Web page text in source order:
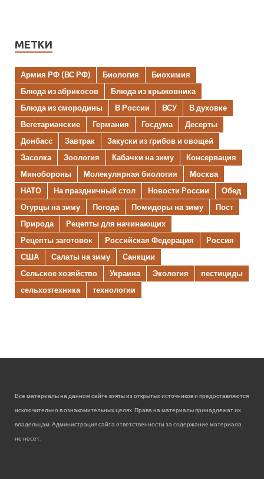
МЕТКИ
Армия РФ (ВС РФ) Биология
Биохимия
Блюда из абрикосов
Блюда из крыжовника
Блюда из смородины
В России ВСУ
В духовке
Вегетарианские
Германия Госдума
Десерты
Донбасс
Завтрак
Закуски из грибов и овощей
Засолка
Зоология Кабачки на зиму
Консервация
Минобороны
Молекулярная биология
Москва
НАТО
На праздничный стол Новости России
Обед
Огурцы на зиму
Погода Помидоры на зиму
Пост
Природа
Рецепты для начинающих
Рецепты заготовок
Российская Федерация
Россия
США
Салаты на зиму
Санкции
Сельское хозяйство
Украина Экология
пестициды
сельхозтехника
технологии
Все материалы на данном сайте взяты из открытых источников и предоставляются
исключительно в ознакомительных целях. Права на материалы принадлежат их
владельцам. Администрация сайта ответственности за содержание материала
не несет.